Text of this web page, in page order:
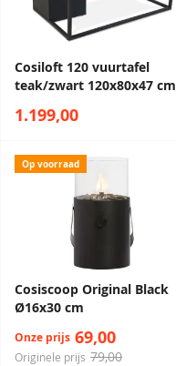
Cosiloft 120 vuurtafel
teak/zwart 120x80x47 cm
1.199,00
Op voorraad
Cosiscoop Original Black
Ø16x30 cm
Originele prijs 79,00
Onze prijs 69,00